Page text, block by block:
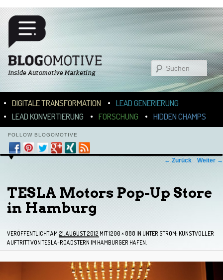
Suchen
ZUM INHALT WECHSELN
ZUM SEKUNDÄREN INHALT WECHSELN
DIGITALE TRANSFORMATION
LEAD GENERIERUNG
LEAD KONVERTIERUNG
FORSCHUNG HIDDEN CHAMPS
FOLLOW BLOGOMOTIVE
Bilder-Navigation ← Zurück Weiter →
TESLA Motors Pop-Up Store
in Hamburg
VERÖFFENTLICHT AM 21. AUGUST 2012 MIT1200 × 888 IN UNTER STROM: KUNSTVOLLER
AUFTRITT VON TESLA-ROADSTERN IM HAMBURGER HAFEN.